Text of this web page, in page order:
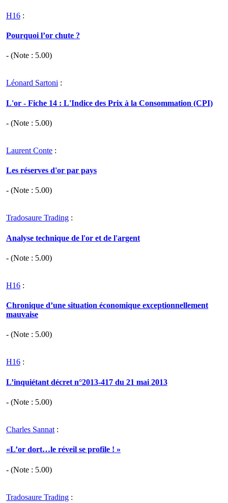
H16 :
Pourquoi l’or chute ?
- (Note : 5.00)
Léonard Sartoni :
L'or - Fiche 14 : L'Indice des Prix à la Consommation (CPI)
- (Note : 5.00)
Laurent Conte :
Les réserves d'or par pays
- (Note : 5.00)
Tradosaure Trading :
Analyse technique de l'or et de l'argent
- (Note : 5.00)
H16 :
Chronique d’une situation économique exceptionnellement
mauvaise
- (Note : 5.00)
H16 :
L’inquiétant décret n°2013-417 du 21 mai 2013
- (Note : 5.00)
Charles Sannat :
«L’or dort…le réveil se profile ! »
- (Note : 5.00)
Tradosaure Trading :